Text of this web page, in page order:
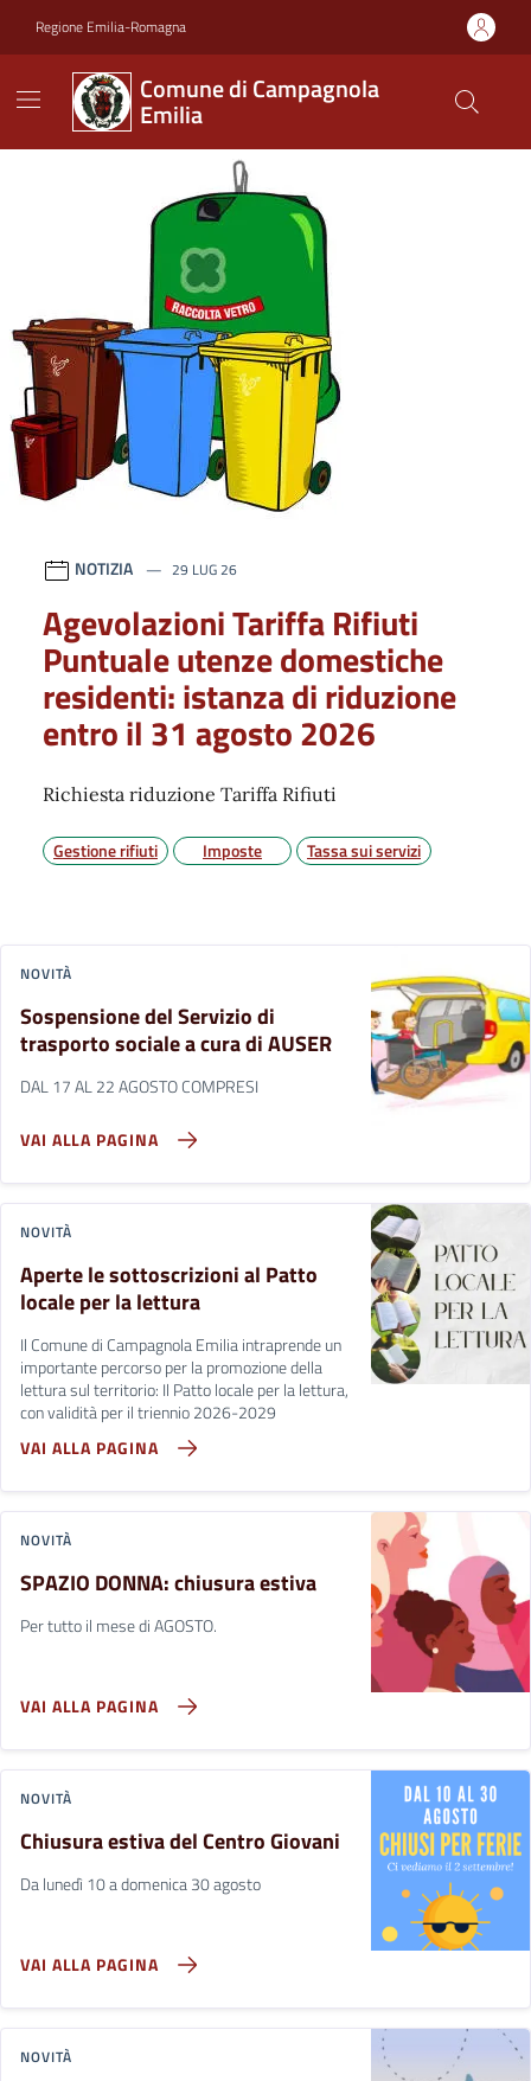
Regione Emilia-Romagna
Comune di Campagnola
Emilia
Comune di Campagnola
Contenuti in evidenza
Novità in evidenza
NOTIZIA 29 LUG 26
Agevolazioni Tariffa Rifiuti
Puntuale utenze domestiche
residenti: istanza di riduzione
entro il 31 agosto 2026
Richiesta riduzione Tariffa Rifiuti
Gestione rifiuti Imposte Tassa sui servizi
NOVITÀ
Sospensione del Servizio di
trasporto sociale a cura di AUSER
DAL 17 AL 22 AGOSTO COMPRESI
VAI ALLA PAGINA
NOVITÀ
Aperte le sottoscrizioni al Patto
locale per la lettura
Il Comune di Campagnola Emilia intraprende un
importante percorso per la promozione della
lettura sul territorio: Il Patto locale per la lettura,
con validità per il triennio 2026-2029
VAI ALLA PAGINA
NOVITÀ
SPAZIO DONNA: chiusura estiva
Per tutto il mese di AGOSTO.
VAI ALLA PAGINA
NOVITÀ
Chiusura estiva del Centro Giovani
Da lunedì 10 a domenica 30 agosto
VAI ALLA PAGINA
NOVITÀ